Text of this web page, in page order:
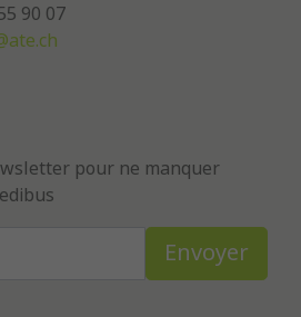
90 07
pour ne manquer